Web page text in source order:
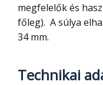
megfelelők és
főleg). A súlya
34 mm.
Technikai